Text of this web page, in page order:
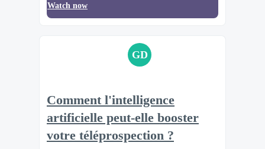
Watch now
GD
Comment l'intelligence
artificielle peut-elle booster
votre téléprospection ?